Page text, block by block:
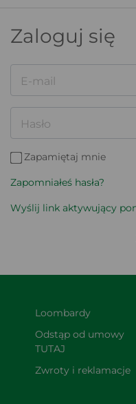
Zaloguj się
E-mail
Hasło
Zapamiętaj mnie
Zapomniałeś hasła?
Wyślij link aktywujący
Loombardy
Odstąp od umowy
TUTAJ
Zwroty i reklamacje